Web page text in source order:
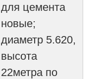
для цемента
новые;
диаметр 5.620,
высота
22метра по